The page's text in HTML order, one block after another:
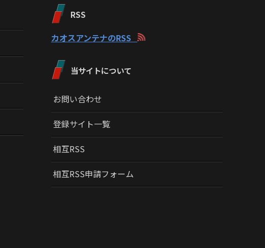
RSS
カオスアンテナのRSS
当サイトについて
お問い合わせ
登録サイト一覧
相互RSS
相互RSS申請フォーム